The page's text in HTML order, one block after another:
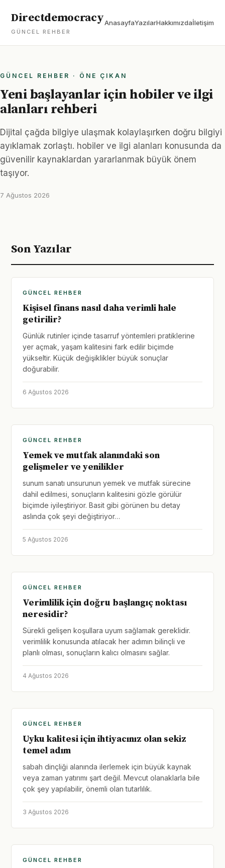
Directdemocracy
GÜNCEL REHBER
AnasayfaYazılarHakkımızdaİletişim
GÜNCEL REHBER · ÖNE ÇIKAN
Yeni başlayanlar için hobiler ve ilgi
alanları rehberi
Dijital çağda bilgiye ulaşmak kolaylaşırken doğru bilgiyi
ayıklamak zorlaştı. hobiler ve ilgi alanları konusunda da
güvenilir kaynaklardan yararlanmak büyük önem
taşıyor.
7 Ağustos 2026
Son Yazılar
GÜNCEL REHBER
Kişisel finans nasıl daha verimli hale
getirilir?
Günlük rutinler içinde tasarruf yöntemleri pratiklerine
yer açmak, yaşam kalitesini fark edilir biçimde
yükseltir. Küçük değişiklikler büyük sonuçlar
doğurabilir.
6 Ağustos 2026
GÜNCEL REHBER
Yemek ve mutfak alanındaki son
gelişmeler ve yenilikler
sunum sanatı unsurunun yemek ve mutfak sürecine
dahil edilmesi, sonuçların kalitesini gözle görülür
biçimde iyileştiriyor. Basit gibi görünen bu detay
aslında çok şeyi değiştiriyor…
5 Ağustos 2026
GÜNCEL REHBER
Verimlilik için doğru başlangıç noktası
neresidir?
Sürekli gelişen koşullara uyum sağlamak gereklidir.
verimlilik konusunda atılacak her adımın bilinçli ve
planlı olması, sonuçların kalıcı olmasını sağlar.
4 Ağustos 2026
GÜNCEL REHBER
Uyku kalitesi için ihtiyacınız olan sekiz
temel adım
sabah dinçliği alanında ilerlemek için büyük kaynak
veya zaman yatırımı şart değil. Mevcut olanaklarla bile
çok şey yapılabilir, önemli olan tutarlılık.
3 Ağustos 2026
GÜNCEL REHBER